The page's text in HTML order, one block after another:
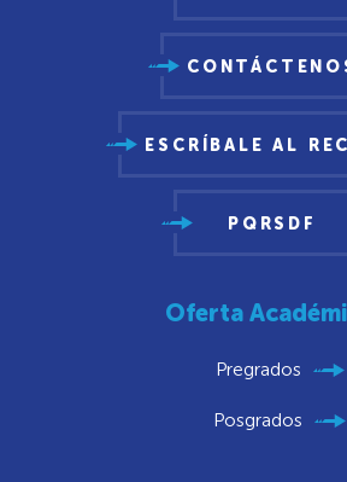
ESCRÍBALE AL
PQRSDF
Oferta
Pregrados
Posgrados